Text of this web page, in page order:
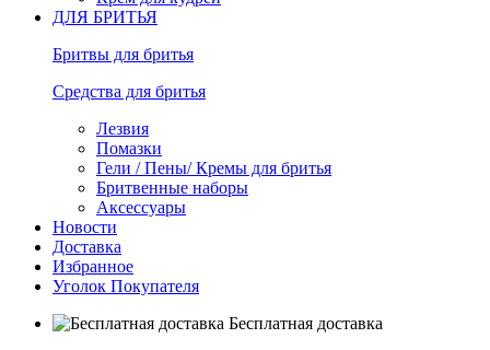
ДЛЯ БРИТЬЯ
Бритвы для бритья
Средства для бритья
Лезвия
Помазки
Гели / Пены/ Кремы для бритья
Бритвенные наборы
Аксессуары
Новости
Доставка
Избранное
Уголок Покупателя
Бесплатная доставка